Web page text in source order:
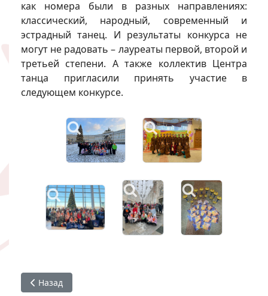
как номера были в разных направлениях:
классический, народный, современный и
эстрадный танец. И результаты конкурса не
могут не радовать – лауреаты первой, второй и
третьей степени. А также коллектив Центра
танца пригласили принять участие в
следующем конкурсе.
Предыдущий: Центр танца «ПроДвижение» на
Назад